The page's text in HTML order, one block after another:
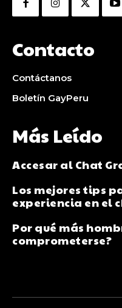
Contacto
Contáctanos
Boletín GayPeru
Más Leído
Accesar al Chat
Los mejores tips
experiencia en el
Por qué más
comprometerse?